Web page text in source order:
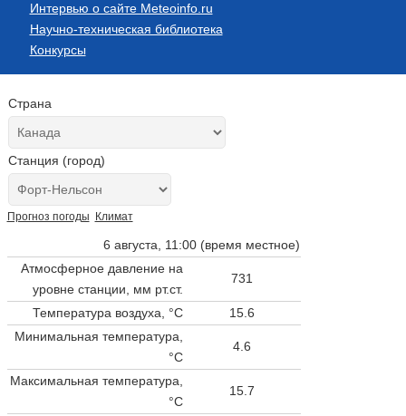
Интервью о сайте Meteoinfo.ru
Научно-техническая библиотека
Конкурсы
Страна
Станция (город)
Прогноз погоды Климат
6 августа, 11:00 (время местное)
Атмосферное давление на
уровне станции, мм рт.ст.
731
Температура воздуха, °C
15.6
Минимальная температура,
°C
4.6
Максимальная температура,
°C
15.7